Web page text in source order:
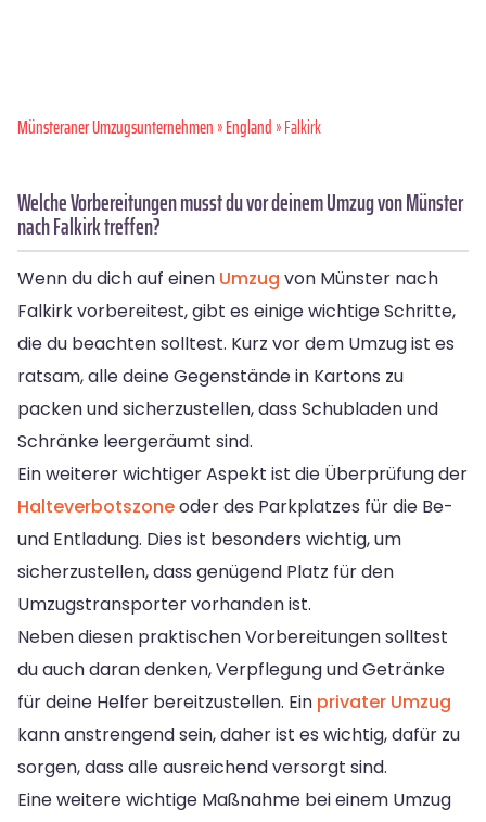
Münsteraner Umzugsunternehmen»England» Falkirk
Welche Vorbereitungen musst du vor deinem Umzug von Münster
nach Falkirk treffen?
Wenn du dich auf einen Umzug von Münster nach
Falkirk vorbereitest, gibt es einige wichtige Schritte,
die du beachten solltest. Kurz vor dem Umzug ist es
ratsam, alle deine Gegenstände in Kartons zu
packen und sicherzustellen, dass Schubladen und
Schränke leergeräumt sind.
Ein weiterer wichtiger Aspekt ist die Überprüfung der
Halteverbotszoneoder des Parkplatzes für die Be-
und Entladung. Dies ist besonders wichtig, um
sicherzustellen, dass genügend Platz für den
Umzugstransporter vorhanden ist.
Neben diesen praktischen Vorbereitungen solltest
du auch daran denken, Verpflegung und Getränke
für deine Helfer bereitzustellen. Ein privater Umzug
kann anstrengend sein, daher ist es wichtig, dafür zu
sorgen, dass alle ausreichend versorgt sind.
Eine weitere wichtige Maßnahme bei einem Umzug